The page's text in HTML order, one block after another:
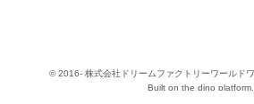
© 2016- 株式会社ドリームファクトリーワールド
Built on the dino platform.